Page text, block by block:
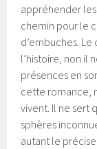
appréhender
chemin pour le
d’embuches.
l’histoire, non il
présences en
cette romance,
vivent. Il ne sert
sphères
autant le